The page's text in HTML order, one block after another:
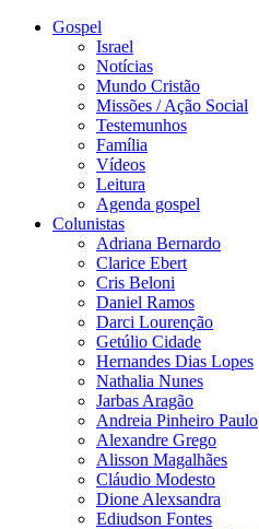
Gospel
Israel
Notícias
Mundo Cristão
Missões / Ação Social
Testemunhos
Família
Vídeos
Leitura
Agenda gospel
Colunistas
Adriana Bernardo
Clarice Ebert
Cris Beloni
Daniel Ramos
Darci Lourenção
Getúlio Cidade
Hernandes Dias Lopes
Nathalia Nunes
Jarbas Aragão
Andreia Pinheiro Paulo
Alexandre Grego
Alisson Magalhães
Cláudio Modesto
Dione Alexsandra
Ediudson Fontes